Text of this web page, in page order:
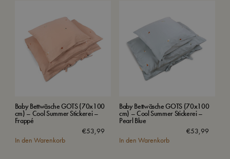
Baby Bettwäsche GOTS (70x100
cm) – Cool Summer Stickerei –
Frappé
€53,99
In den Warenkorb
Baby Bettwäsche GOTS (70x100
cm) – Cool Summer Stickerei –
Pearl Blue
€53,99
In den Warenkorb